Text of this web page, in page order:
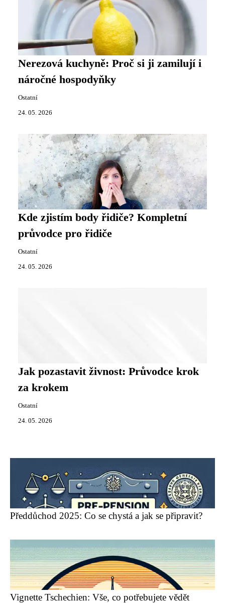
Nerezová kuchyně: Proč si ji zamilují i
náročné hospodyňky
Ostatní
24. 05. 2026
Kde zjistím body řidiče? Kompletní
průvodce pro řidiče
Ostatní
24. 05. 2026
Jak pozastavit živnost: Průvodce krok
za krokem
Ostatní
24. 05. 2026
Předdůchod 2025: Co se chystá a jak se připravit?
Vignette Tschechien: Vše, co potřebujete vědět